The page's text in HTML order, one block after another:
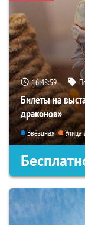
16:48:57
Билеты на
драконов»
Звёздная